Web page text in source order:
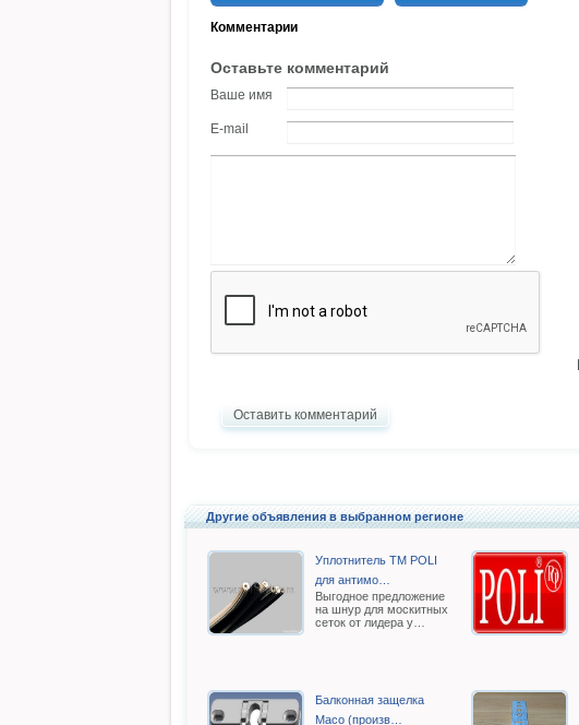
Комментарии
Оставьте комментарий
Ваше имя
E-mail
Оставить комментарий
Другие объявления в выбранном регионе
Уплотнитель TM POLI
для антимо…
Выгодное предложение
на шнур для москитных
сеток от лидера у…
Балконная защелка
Масо (произв…